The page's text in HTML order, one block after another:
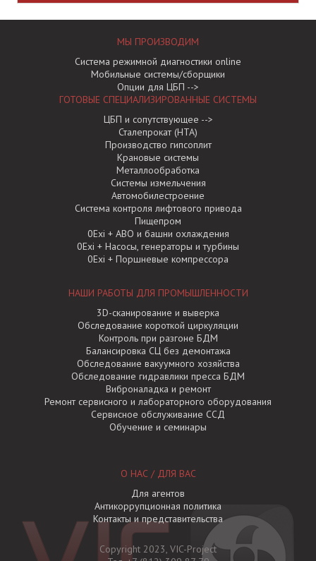
МЫ ПРОИЗВОДИМ
Система режимной диагностики online
Мобильные системы/сборщики
Опции для ЦБП -->
ГОТОВЫЕ СПЕЦИАЛИЗИРОВАННЫЕ СИCТЕМЫ
ЦБП и сопутствующее -->
Сталепрокат (НТА)
Производство гипсоплит
Крановые системы
Металлообработка
Системы измельчения
Автомобилестроение
Система контроля лифтового привода
Пищепром
0Exi + АВО и башни охлаждения
0Exi + Насосы, генераторы и турбины
0Exi + Поршневые компрессора
НАШИ РАБОТЫ ДЛЯ ПРОМЫШЛЕННОСТИ
3D-сканирование и выверка
Обследование короткой циркуляции
Контроль при разгоне БДМ
Балансировка СЦ без демонтажа
Обследование вакуумного хозяйства
Обследование гидравлики пресса БДМ
Виброналадка и ремонт
Ремонт сервисного и лабораторного оборудования
Сервисное обслуживание ССД
Обучение и семинары
О НАС / ДЛЯ ВАС
Для агентов
Антикоррупционная политика
Контакты и представительства
Copyright 2023, VIC-Project